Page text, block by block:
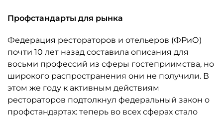
Профстандарты для рынка
Федерация рестораторов и отельеров (ФРиО)
почти 10 лет назад составила описания для
восьми профессий из сферы гостеприимства, но
широкого распространения они не получили. В
этом же году к активным действиям
рестораторов подтолкнул федеральный закон о
профстандартах: теперь во всех сферах стало